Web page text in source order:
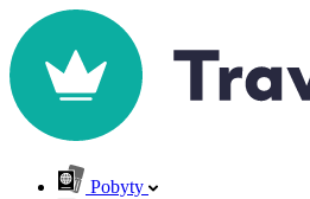
Pobyty